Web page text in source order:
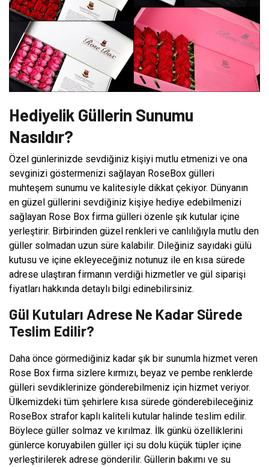
Hediyelik Güllerin Sunumu
Nasıldır?
Özel günlerinizde sevdiğiniz kişiyi mutlu etmenizi ve ona
sevginizi göstermenizi sağlayan RoseBox gülleri
muhteşem sunumu ve kalitesiyle dikkat çekiyor. Dünyanın
en güzel güllerini sevdiğiniz kişiye hediye edebilmenizi
sağlayan Rose Box firma gülleri özenle şık kutular içine
yerleştirir. Birbirinden güzel renkleri ve canlılığıyla mutlu den
güller solmadan uzun süre kalabilir. Dileğiniz sayıdaki gülü
kutusu ve içine ekleyeceğiniz notunuz ile en kısa sürede
adrese ulaştıran firmanın verdiği hizmetler ve gül siparişi
fiyatları hakkında detaylı bilgi edinebilirsiniz.
Gül Kutuları Adrese Ne Kadar Sürede
Teslim Edilir?
Daha önce görmediğiniz kadar şık bir sunumla hizmet veren
Rose Box firma sizlere kırmızı, beyaz ve pembe renklerde
gülleri sevdiklerinize gönderebilmeniz için hizmet veriyor.
Ülkemizdeki tüm şehirlere kısa sürede gönderebileceğiniz
RoseBox strafor kaplı kaliteli kutular halinde teslim edilir.
Böylece güller solmaz ve kırılmaz. İlk günkü özelliklerini
günlerce koruyabilen güller içi su dolu küçük tüpler içine
yerleştirilerek adrese gönderilir. Güllerin bakımı ve su